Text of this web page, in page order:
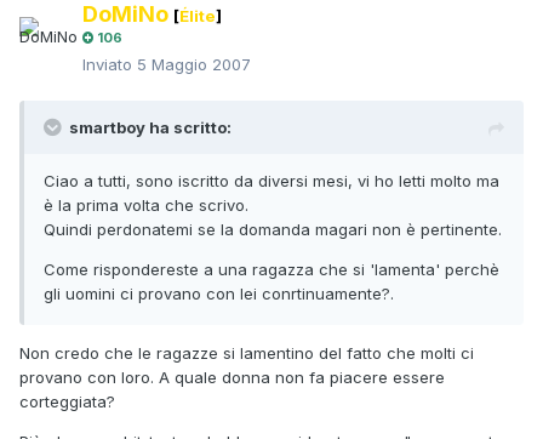
DoMiNo [Élite]
106
Inviato 5 Maggio 2007
smartboy ha scritto:
Ciao a tutti, sono iscritto da diversi mesi, vi ho letti molto ma
è la prima volta che scrivo.
Quindi perdonatemi se la domanda magari non è pertinente.
Come rispondereste a una ragazza che si 'lamenta' perchè
gli uomini ci provano con lei conrtinuamente?.
Non credo che le ragazze si lamentino del fatto che molti ci
provano con loro. A quale donna non fa piacere essere
corteggiata?